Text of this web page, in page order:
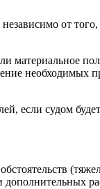
от
материальное
если судом